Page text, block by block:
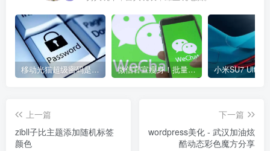
移动光猫超级密码是多少？移动光猫超级管理员后台账号与密码 微信官宣瘦身！批量清理原图新功能来了 安卓、iOS均可使用
上一篇
zibll子比主题添加随机标签
颜色
下一篇
wordpress美化 - 武汉加油炫
酷动态彩色魔方分享